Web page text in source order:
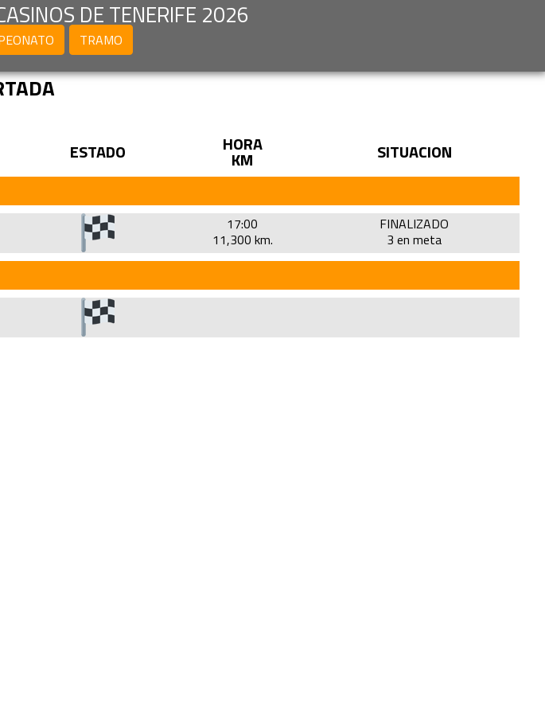
DE TENERIFE 2026
TRAMO
ESTADO HORA
KM
SITUACION
17:00
11,300 km.
FINALIZADO
3 en meta